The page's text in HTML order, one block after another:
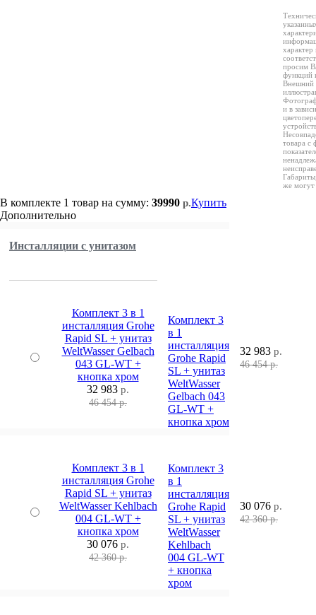
просим
функций
Внешний
и в
товара с
же могут
В комплекте 1 товар на сумму: 39990 р.Купить
Дополнительно
Инсталляции с унитазом
Комплект 3 в 1
инсталляция Grohe
Rapid SL + унитаз
WeltWasser Gelbach
043 GL-WT +
кнопка хром
32 983 р.
46 454 р.
Комплект 3
в 1
инсталляция
Grohe Rapid
SL + унитаз
WeltWasser
Gelbach 043
GL-WT +
кнопка хром
32 983 р.
46 454 р.
Комплект 3 в 1
инсталляция Grohe
Rapid SL + унитаз
WeltWasser Kehlbach
004 GL-WT +
кнопка хром
30 076 р.
42 360 р.
Комплект 3
в 1
инсталляция
Grohe Rapid
SL + унитаз
WeltWasser
Kehlbach
004 GL-WT
+ кнопка
хром
30 076 р.
42 360 р.